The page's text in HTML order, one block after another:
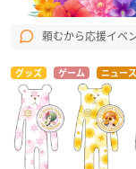
頼むから応援イベ
グッズ ゲーム ニュース